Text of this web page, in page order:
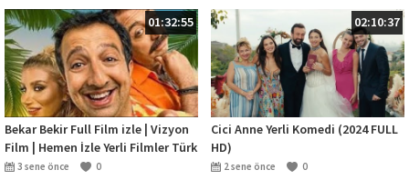
01:32:55
Bekar Bekir Full Film izle | Vizyon
Film | Hemen İzle Yerli Filmler Türk
Komedi Filmleri
3 sene önce 0
02:10:37
Cici Anne Yerli Komedi (2024 FULL
HD)
2 sene önce 0